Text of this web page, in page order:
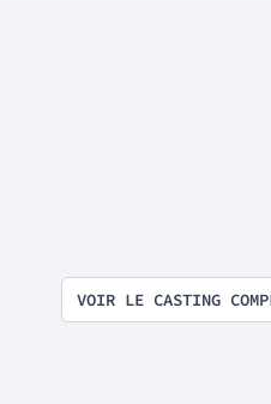
VOIR LE CASTING